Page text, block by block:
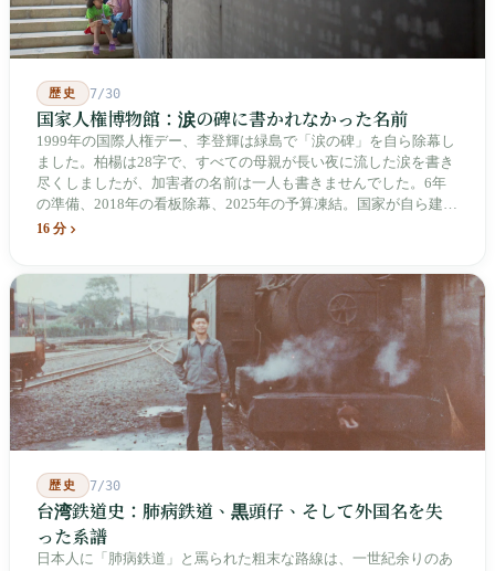
歴史 7/30
国家人権博物館：涙の碑に書かれなかった名前
1999年の国際人権デー、李登輝は緑島で「涙の碑」を自ら除幕し
ました。柏楊は28字で、すべての母親が長い夜に流した涙を書き
尽くしましたが、加害者の名前は一人も書きませんでした。6年
の準備、2018年の看板除幕、2025年の予算凍結。国家が自ら建
て、自らが行ったことを記念する博物館です。しかし解厳から39
16 分
歴史 7/30
台湾鉄道史：肺病鉄道、黒頭仔、そして外国名を失
った系譜
日本人に「肺病鉄道」と罵られた粗末な路線は、一世紀余りのあ